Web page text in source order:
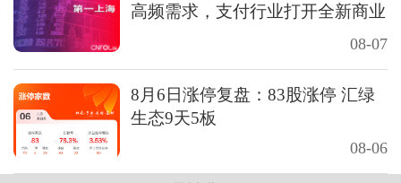
高频需求，支付行业打开全新商业
08-07
8月6日涨停复盘：83股涨停 汇绿
生态9天5板
08-06